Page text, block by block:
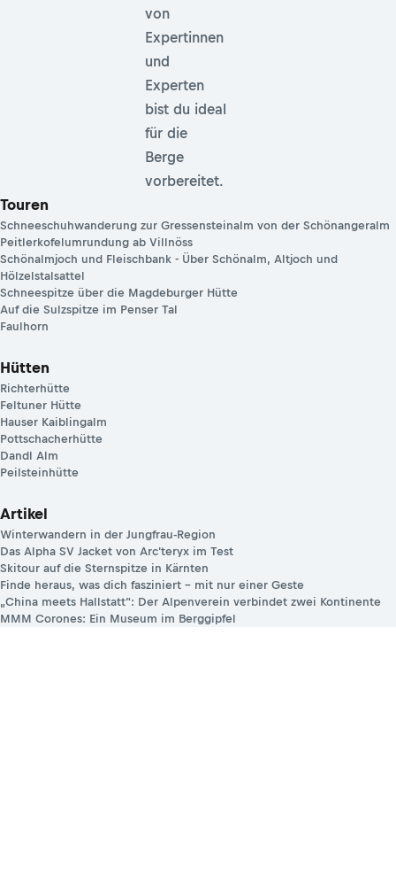
von
Expertinnen
und
Experten
bist du ideal
für die
Berge
vorbereitet.
Touren
Schneeschuhwanderung zur Gressensteinalm von der Schönangeralm
Peitlerkofelumrundung ab Villnöss
Schönalmjoch und Fleischbank - Über Schönalm, Altjoch und
Hölzelstalsattel
Schneespitze über die Magdeburger Hütte
Auf die Sulzspitze im Penser Tal
Faulhorn
Hütten
Richterhütte
Feltuner Hütte
Hauser Kaiblingalm
Pottschacherhütte
Dandl Alm
Peilsteinhütte
Artikel
Winterwandern in der Jungfrau-Region
Das Alpha SV Jacket von Arc'teryx im Test
Skitour auf die Sternspitze in Kärnten
Finde heraus, was dich fasziniert – mit nur einer Geste
„China meets Hallstatt“: Der Alpenverein verbindet zwei Kontinente
MMM Corones: Ein Museum im Berggipfel